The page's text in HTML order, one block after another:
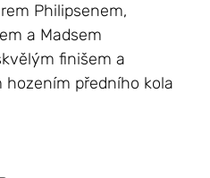
Philipsenem,
a Madsem
finišem a
předního kola